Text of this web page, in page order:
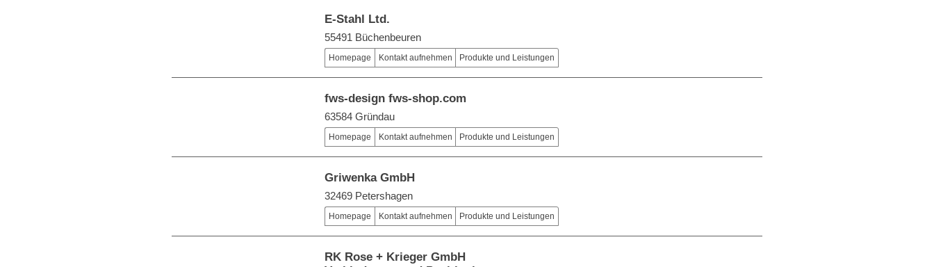
E-Stahl Ltd.
55491 Büchenbeuren
Homepage Kontakt aufnehmen Produkte und Leistungen
fws-design fws-shop.com
63584 Gründau
Homepage Kontakt aufnehmen Produkte und Leistungen
Griwenka GmbH
32469 Petershagen
Homepage Kontakt aufnehmen Produkte und Leistungen
RK Rose + Krieger GmbH